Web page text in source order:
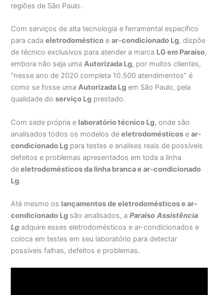
regiões de São Paulo.
Com serviços de alta tecnologia e ferramental específico
para cadaeletrodoméstico ear-condicionado Lg, dispõe
de técnico exclusivos para atender a marca LG em Paraíso,
embora não seja umaAutorizada Lg, por muitos clientes,
“nesse ano de 2020 completa 10.500 atendimentos” é
como se fosse umaAutorizada Lg em São Paulo, pela
qualidade doserviço Lg prestado.
Com sede própria e laboratório técnico Lg, onde são
analisados todos os modelos deeletrodomésticos ear-
condicionado Lg para testes e analises reais de possíveis
defeitos e problemas apresentados em toda a linha
deeletrodomésticos da linha branca e ar-condicionado
Lg.
Até mesmo os lançamentos de eletrodomésticos e ar-
condicionado Lg são analisados, aParaíso Assistência
Lg adquire esses eletrodomésticos e ar-condicionados e
coloca em testes em seu laboratório para detectar
possíveis falhas, defeitos e problemas.